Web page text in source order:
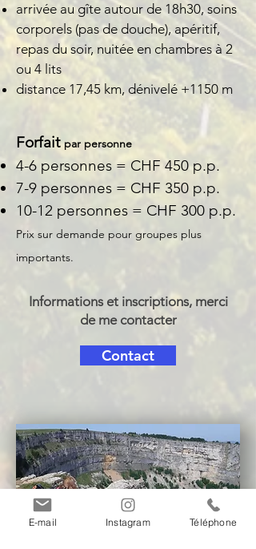
arrivée au gîte autour de 18h30, soins
corporels (pas de douche), apéritif,
repas du soir, nuitée en chambres à 2
ou 4 lits
distance 17,45 km, dénivelé +1150 m
Forfaitpar personne
4-6 personnes = CHF 450 p.p.
7-9 personnes = CHF 350 p.p.
10-12 personnes = CHF 300 p.p.
Prix sur demande pour groupes plus
importants.
Informations et inscriptions, merci
de me contacter
Contact
E-mail Instagram Téléphone